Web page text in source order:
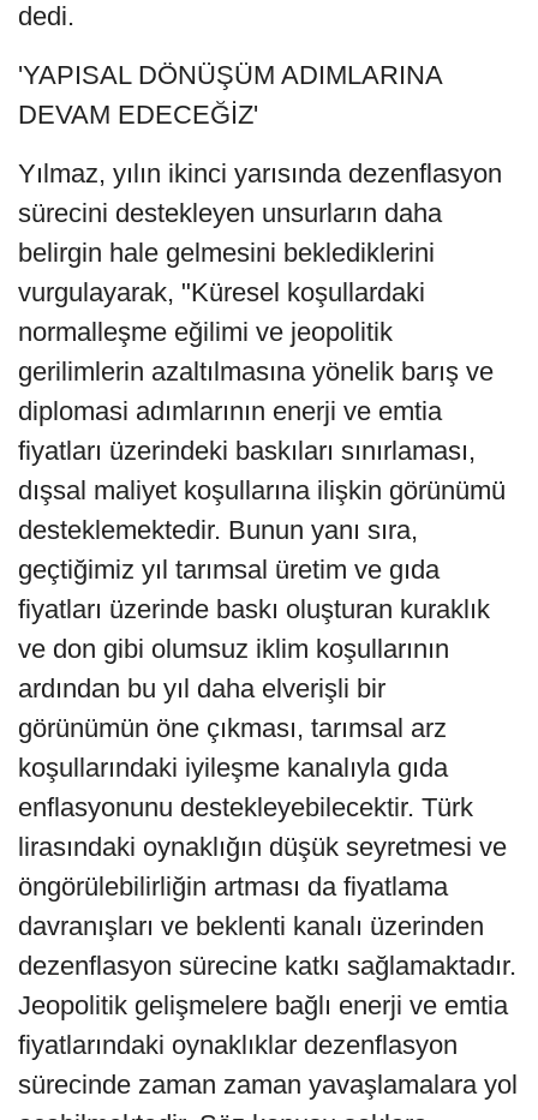
dedi.
'YAPISAL DÖNÜŞÜM ADIMLARINA
DEVAM EDECEĞİZ'
Yılmaz, yılın ikinci yarısında dezenflasyon
sürecini destekleyen unsurların daha
belirgin hale gelmesini beklediklerini
vurgulayarak, "Küresel koşullardaki
normalleşme eğilimi ve jeopolitik
gerilimlerin azaltılmasına yönelik barış ve
diplomasi adımlarının enerji ve emtia
fiyatları üzerindeki baskıları sınırlaması,
dışsal maliyet koşullarına ilişkin görünümü
desteklemektedir. Bunun yanı sıra,
geçtiğimiz yıl tarımsal üretim ve gıda
fiyatları üzerinde baskı oluşturan kuraklık
ve don gibi olumsuz iklim koşullarının
ardından bu yıl daha elverişli bir
görünümün öne çıkması, tarımsal arz
koşullarındaki iyileşme kanalıyla gıda
enflasyonunu destekleyebilecektir. Türk
lirasındaki oynaklığın düşük seyretmesi ve
öngörülebilirliğin artması da fiyatlama
davranışları ve beklenti kanalı üzerinden
dezenflasyon sürecine katkı sağlamaktadır.
Jeopolitik gelişmelere bağlı enerji ve emtia
fiyatlarındaki oynaklıklar dezenflasyon
sürecinde zaman zaman yavaşlamalara yol